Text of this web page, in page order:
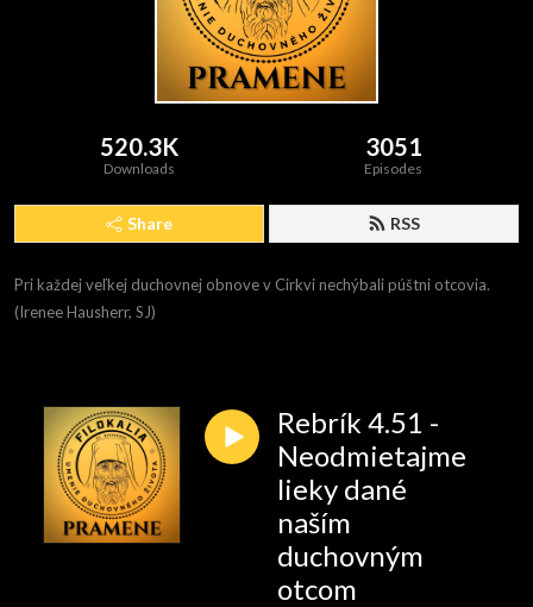
520.3K
Downloads
3051
Episodes
Share RSS
Pri každej veľkej duchovnej obnove v Cirkvi nechýbali púštni otcovia.
(Irenee Hausherr, SJ)
Rebrík 4.51 -
Neodmietajme
lieky dané
naším
duchovným
otcom